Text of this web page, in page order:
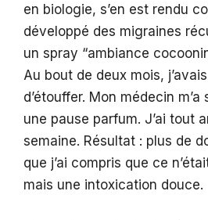
en biologie, s’en est rendu
développé des migraines
un spray “ambiance
Au bout de deux mois,
d’étouffer. Mon médecin
une pause parfum. J’ai tout
semaine. Résultat : plus de
que j’ai compris que ce
mais une intoxication douce.